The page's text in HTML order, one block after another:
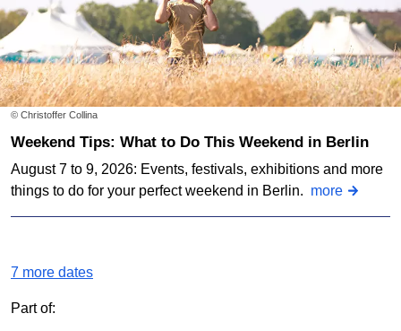
© Christoffer Collina
Weekend Tips: What to Do This Weekend in Berlin
August 7 to 9, 2026: Events, festivals, exhibitions and more
things to do for your perfect weekend in Berlin. more
7 more dates
Part of: